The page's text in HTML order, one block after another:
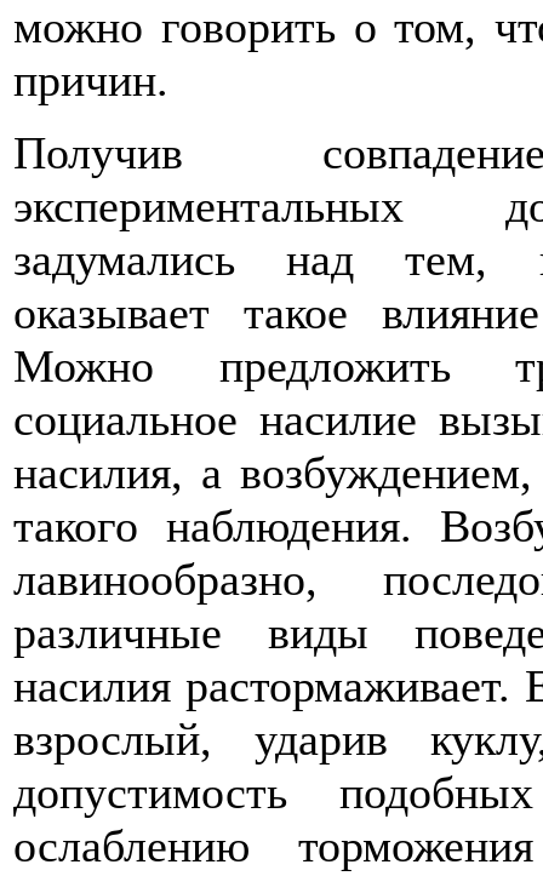
можно говорить о том,
причин.
Получив
экспериментальных
задумались над тем,
оказывает такое
Можно предложить
социальное насилие
насилия, а возбуждением,
такого наблюдения.
лавинообразно,
различные виды
насилия
взрослый, ударив
допустимость
ослаблению